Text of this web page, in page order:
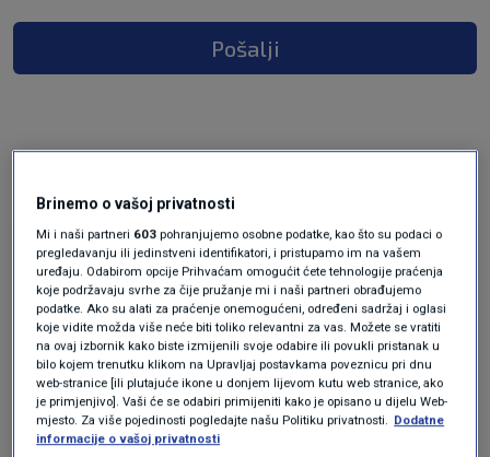
Pošalji
prije 5 mjeseci
hovnar
Koja penalizacija ? Jer su još živi ili ?
Odgovor
prije 5 mjeseci
Stipe
Brinemo o vašoj privatnosti
Mi i naši partneri 603 pohranjujemo osobne podatke, kao što su podaci o
pregledavanju ili jedinstveni identifikatori, i pristupamo im na vašem
uređaju. Odabirom opcije Prihvaćam omogućit ćete tehnologije praćenja
koje podržavaju svrhe za čije pružanje mi i naši partneri obrađujemo
podatke. Ako su alati za praćenje onemogućeni, određeni sadržaj i oglasi
koje vidite možda više neće biti toliko relevantni za vas. Možete se vratiti
na ovaj izbornik kako biste izmijenili svoje odabire ili povukli pristanak u
bilo kojem trenutku klikom na Upravljaj postavkama poveznicu pri dnu
web-stranice [ili plutajuće ikone u donjem lijevom kutu web stranice, ako
je primjenjivo]. Vaši će se odabiri primijeniti kako je opisano u dijelu Web-
mjesto. Za više pojedinosti pogledajte našu Politiku privatnosti. Dodatne
informacije o vašoj privatnosti